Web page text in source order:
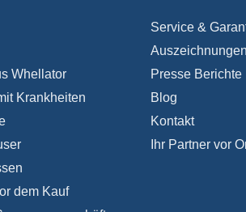
Whellator
Krankheiten
dem Kauf
Service &
Auszeichnungen
Presse Berichte
Blog
Kontakt
Ihr Partner vor